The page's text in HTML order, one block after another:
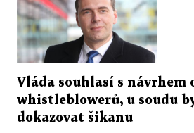
Vláda souhlasí s návrhem
whistleblowerů, u soudu
dokazovat šikanu